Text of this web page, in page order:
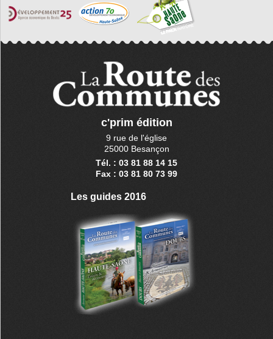
c'prim édition
9 rue de l'église
25000 Besançon
Tél. : 03 81 88 14 15
Fax : 03 81 80 73 99
Les guides 2016